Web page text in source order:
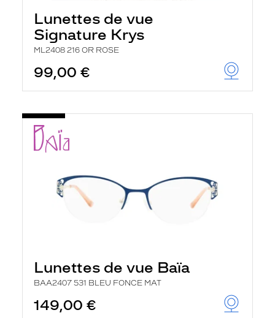
Lunettes de vue
Signature Krys
ML2408 216 OR ROSE
99,00 €
Lunettes de vue Baïa
BAA2407 531 BLEU FONCE MAT
149,00 €